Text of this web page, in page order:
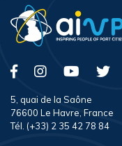
5, quai de la Saône
76600 Le Havre, France
Tél. (+33) 2 35 42 78 84